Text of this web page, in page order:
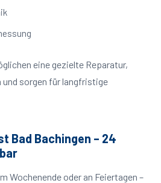
eine gezielte Reparatur,
und sorgen für langfristige
Bad Bachingen – 24
Wochenende oder an Feiertagen –